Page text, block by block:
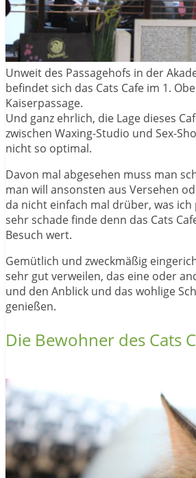
Unweit des Passagehofs in der
befindet sich das Cats Cafe im 1.
Kaiserpassage.
Und ganz ehrlich, die Lage dieses
zwischen Waxing-Studio und Sex-
nicht so optimal.
Davon mal abgesehen muss man
man will ansonsten aus Versehen
da nicht einfach mal drüber, was
sehr schade finde denn das Cats
Besuch wert.
Gemütlich und zweckmäßig
sehr gut verweilen, das eine oder
und den Anblick und das wohlige
genießen.
Die Bewohner des Cats